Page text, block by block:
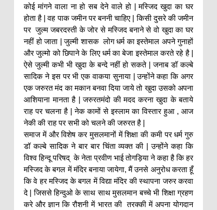
कोई मांगने वाला ना हो सब देने वाले हो | मस्जिद खुदा का घर
होता है | वह पाक जमीन पर बननी चाहिए | किसी दुसरे की जमीन
पर जुल्म जबरदस्ती के जोर से मस्जिद बनाने से वो खुदा का घर
नहीं हो जाता | जुल्मी शासक लोग धर्म का इस्तेमाल अपने गुनाहों
और जुल्मो को छिपाने के लिए धर्म का बेजा इस्तेमाल करते रहे है |
ऐसे जुल्मी कभी भी खुदा के बन्दे नहीं हो सकते | जनाब डॉ कल्बे
सादिक ने इस पर भी एक वाकया सुनाया | उन्होंने कहा कि अगर
एक जरुरत मंद का मकान बनवा दिया जाये तो खुदा उसको अपना
आशियाना मानता है | जरुरतमंदो की मदद करना खुदा के बताये
राह पर चलना है | नेक कामों से इस्लाम का विस्तार हुआ , आज
नेकी की राह पर सभी को चलने की जरुरत है |
समाज में और विशेष कर मुसलमानों में शिक्षा की कमी पर धर्म गुरु
डॉ कल्बे सादिक ने बार बार चिंता व्यक्त की | उन्होंने कहा कि
विश्व हिन्दू परिषद् के नेता प्रवीण भाई तोगड़िया ने कहा है कि हर
मस्जिद के बगल में मंदिर बनाया जायेगा, मैं उनसे अनुरोध करता हूँ
कि वे हर मस्जिद के बगल में विद्या मंदिर की स्थापना जरुर करवा
दे | जिससे हिन्दुओ के साथ साथ मुसलमान बच्चे भी शिक्षा ग्रहण
करे और ज्ञान कि रौशनी में भारत की तरक्की में अपना योगदान